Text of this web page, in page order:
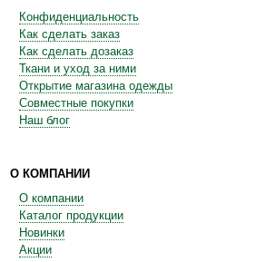
Конфиденциальность
Как сделать заказ
Как сделать дозаказ
Ткани и уход за ними
Открытие магазина одежды
Совместные покупки
Наш блог
О КОМПАНИИ
О компании
Каталог продукции
Новинки
Акции